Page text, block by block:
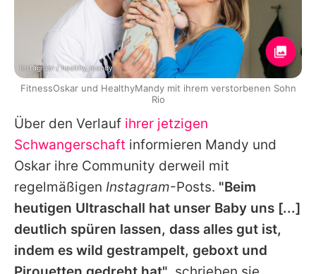
Über den Verlauf ihrer jetzigen
Schwangerschaft informieren Mandy und
Oskar ihre Community derweil mit
regelmäßigen Instagram-Posts. "Beim
heutigen Ultraschall hat unser Baby uns [...]
deutlich spüren lassen, dass alles gut ist,
indem es wild gestrampelt, geboxt und
Instagram / healthy_mandy
FitnessOskar und HealthyMandy mit ihrem verstorbenen Sohn
Rio